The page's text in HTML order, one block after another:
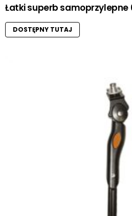
Łatki superb samoprzylepne
DOSTĘPNY TUTAJ